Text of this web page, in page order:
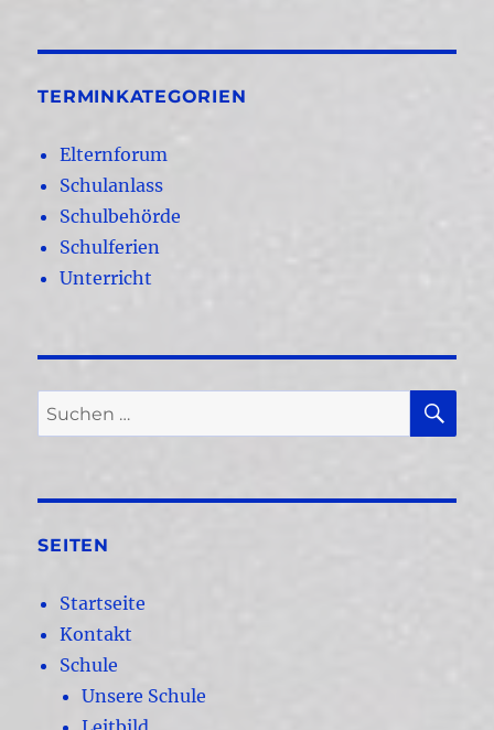
TERMINKATEGORIEN
Elternforum
Schulanlass
Schulbehörde
Schulferien
Unterricht
Suchen
nach:
SEITEN
Startseite
Kontakt
Schule
Unsere Schule